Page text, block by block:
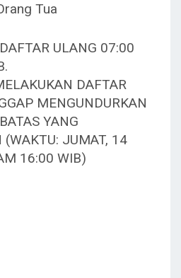
Tua
ULANG 07:00
DAFTAR
MENGUNDURKAN
YANG
(WAKTU: JUMAT, 14
16:00 WIB)